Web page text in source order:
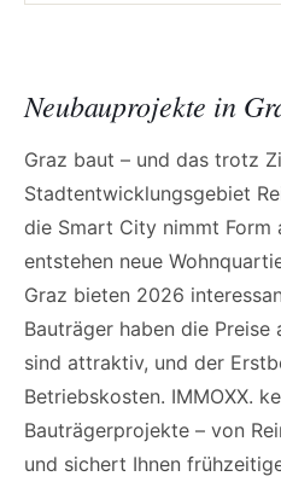
Neubauprojekte in
Graz baut – und das trotz
Stadtentwicklungsgebiet
die Smart City nimmt Form
entstehen neue
Graz bieten 2026
Bauträger haben die
sind attraktiv, und der
Betriebskosten. IMMOXX.
Bauträgerprojekte – von
und sichert Ihnen